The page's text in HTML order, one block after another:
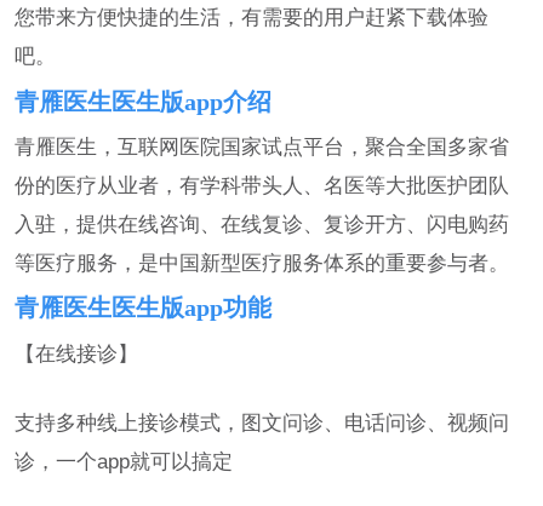
您带来方便快捷的生活，有需要的用户赶紧下载体验
吧。
青雁医生医生版app介绍
青雁医生，互联网医院国家试点平台，聚合全国多家省
份的医疗从业者，有学科带头人、名医等大批医护团队
入驻，提供在线咨询、在线复诊、复诊开方、闪电购药
等医疗服务，是中国新型医疗服务体系的重要参与者。
青雁医生医生版app功能
【在线接诊】
支持多种线上接诊模式，图文问诊、电话问诊、视频问
诊，一个app就可以搞定